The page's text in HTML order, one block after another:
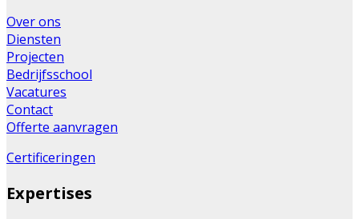
Over ons
Diensten
Projecten
Bedrijfsschool
Vacatures
Contact
Offerte aanvragen
Certificeringen
Expertises